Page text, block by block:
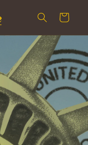
Indkøbskurv